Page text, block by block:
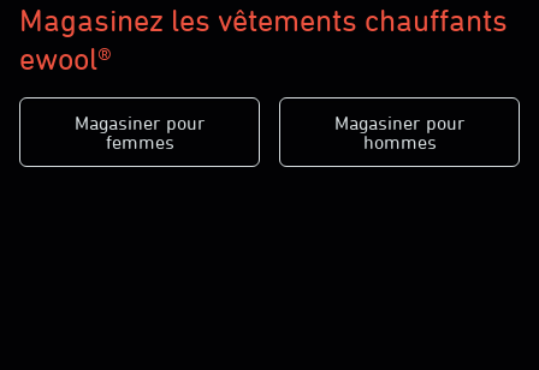
Magasinez les vêtements chauffants
ewool®
Magasiner pour
femmes
Magasiner pour
hommes